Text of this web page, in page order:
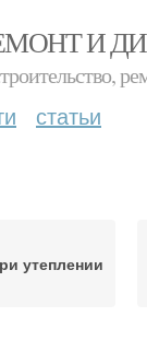
И
статьи
утеплении